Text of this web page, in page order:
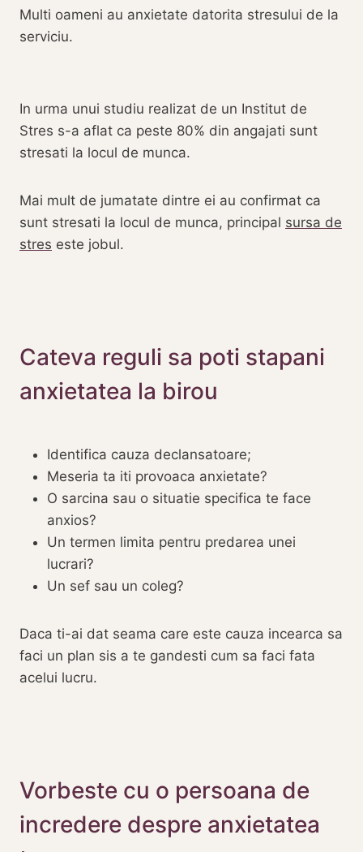
Multi oameni au anxietate datorita stresului de la
serviciu.
In urma unui studiu realizat de un Institut de
Stres s-a aflat ca peste 80% din angajati sunt
stresati la locul de munca.
Mai mult de jumatate dintre ei au confirmat ca
sunt stresati la locul de munca, principal sursa de
stres este jobul.
Cateva reguli sa poti stapani
anxietatea la birou
Identifica cauza declansatoare;
Meseria ta iti provoaca anxietate?
O sarcina sau o situatie specifica te face
anxios?
Un termen limita pentru predarea unei
lucrari?
Un sef sau un coleg?
Daca ti-ai dat seama care este cauza incearca sa
faci un plan sis a te gandesti cum sa faci fata
acelui lucru.
Vorbeste cu o persoana de
incredere despre anxietatea